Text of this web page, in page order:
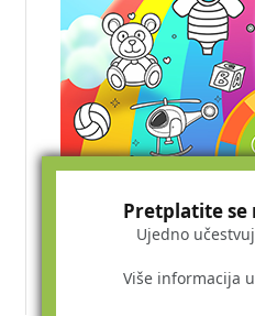
Pretplatite se
Ujedno
Više informacija